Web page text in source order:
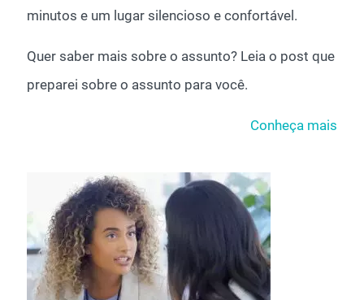
minutos e um lugar silencioso e confortável.
Quer saber mais sobre o assunto? Leia o post que
preparei sobre o assunto para você.
Conheça mais